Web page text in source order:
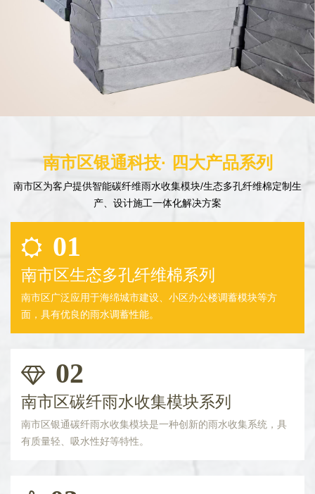
南市区银通科技· 四大产品系列
南市区为客户提供智能碳纤维雨水收集模块/生态多孔纤维棉定制生
产、设计施工一体化解决方案
01
南市区生态多孔纤维棉系列
南市区广泛应用于海绵城市建设、小区办公楼调蓄模块等方
面，具有优良的雨水调蓄性能。
02
南市区碳纤雨水收集模块系列
南市区银通碳纤雨水收集模块是一种创新的雨水收集系统，具
有质量轻、吸水性好等特性。